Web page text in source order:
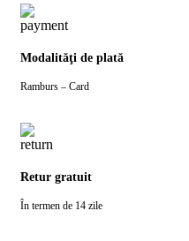
Modalităţi de plată
Ramburs – Card
Retur gratuit
În termen de 14 zile